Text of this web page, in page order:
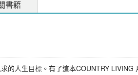
書籍
的人生目標。有了這本COUNTRY